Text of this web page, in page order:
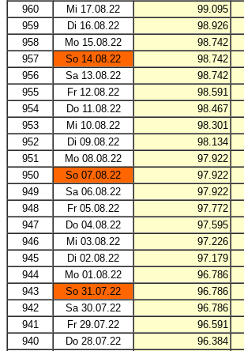
960
Mi 17.08.22 99.095
959
Di 16.08.22 98.926
958
Mo 15.08.22 98.742
957
So 14.08.22 98.742
956
Sa 13.08.22 98.742
955
Fr 12.08.22 98.591
954
Do 11.08.22 98.467
953
Mi 10.08.22 98.301
952
Di 09.08.22 98.134
951
Mo 08.08.22 97.922
950
So 07.08.22 97.922
949
Sa 06.08.22 97.922
948
Fr 05.08.22 97.772
947
Do 04.08.22 97.595
946
Mi 03.08.22 97.226
945
Di 02.08.22 97.179
944
Mo 01.08.22 96.786
943
So 31.07.22 96.786
942
Sa 30.07.22 96.786
941
Fr 29.07.22 96.591
940
Do 28.07.22 96.384